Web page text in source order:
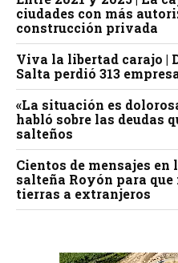
ciudades con más
construcción privada
Viva la libertad carajo |
Salta perdió 313
«La situación es
habló sobre las deudas
salteños
Cientos de mensajes en
salteña Royón para
tierras a extranjeros